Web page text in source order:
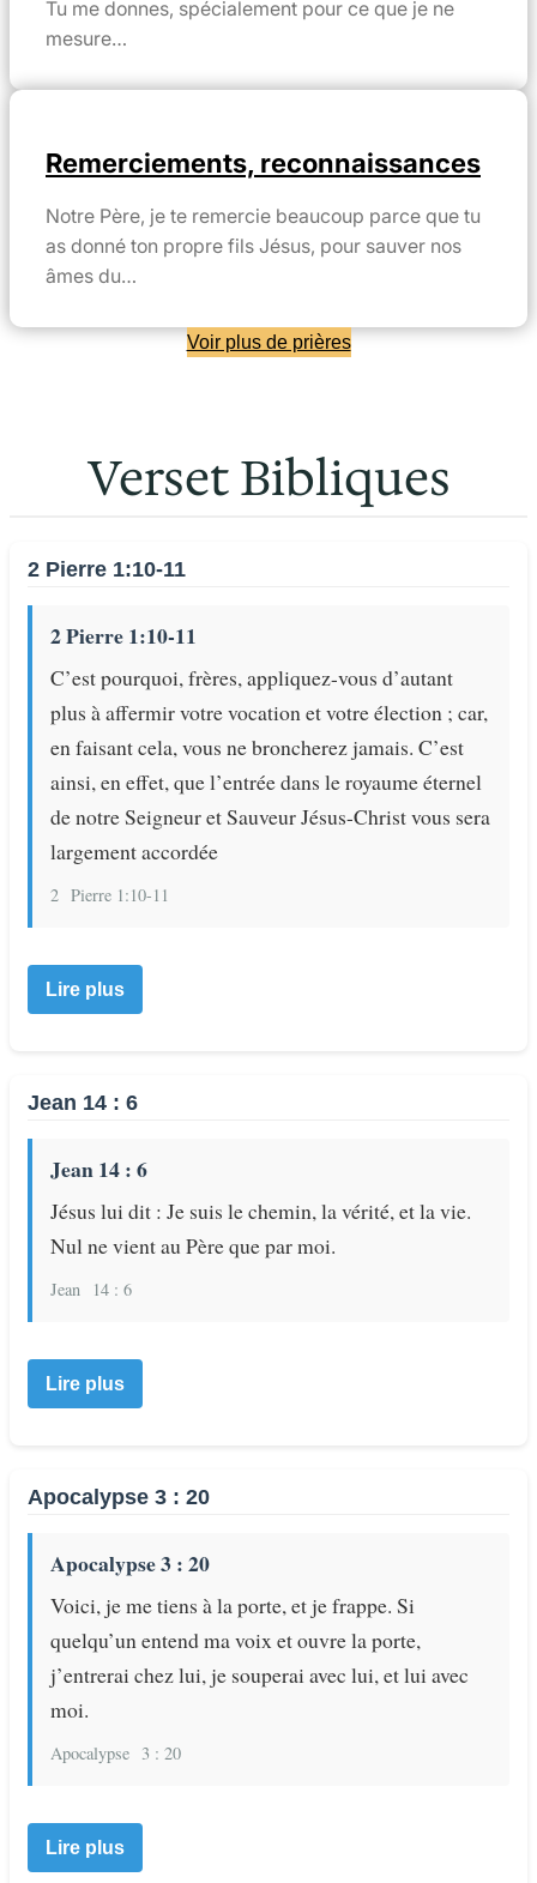
Tu me donnes, spécialement pour ce que je ne
mesure…
Remerciements, reconnaissances
Notre Père, je te remercie beaucoup parce que tu
as donné ton propre fils Jésus, pour sauver nos
âmes du…
Voir plus de prières
Verset Bibliques
2 Pierre 1:10-11
2 Pierre 1:10-11
C’est pourquoi, frères, appliquez-vous d’autant
plus à affermir votre vocation et votre élection ; car,
en faisant cela, vous ne broncherez jamais. C’est
ainsi, en effet, que l’entrée dans le royaume éternel
de notre Seigneur et Sauveur Jésus-Christ vous sera
largement accordée
2 Pierre 1:10-11
Lire plus
Jean 14 : 6
Jean 14 : 6
Jésus lui dit : Je suis le chemin, la vérité, et la vie.
Nul ne vient au Père que par moi.
Jean 14 : 6
Lire plus
Apocalypse 3 : 20
Apocalypse 3 : 20
Voici, je me tiens à la porte, et je frappe. Si
quelqu’un entend ma voix et ouvre la porte,
j’entrerai chez lui, je souperai avec lui, et lui avec
moi.
Apocalypse 3 : 20
Lire plus